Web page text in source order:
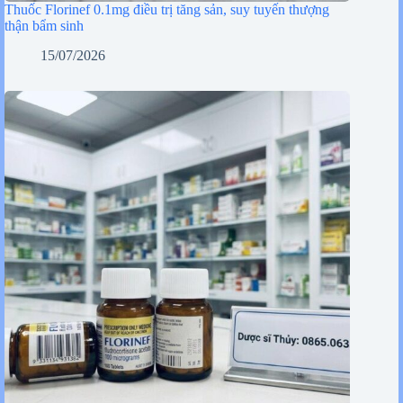
Thuốc Florinef 0.1mg điều trị tăng sản, suy tuyến thượng
thận bẩm sinh
15/07/2026